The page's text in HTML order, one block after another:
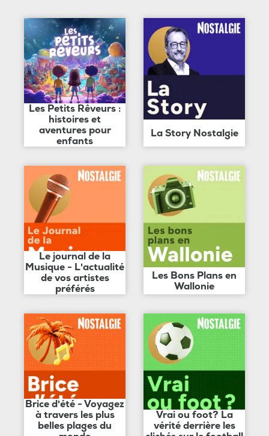
Les Petits Rêveurs :
histoires et
aventures pour
enfants
La Story Nostalgie
Le journal de la
Musique - L'actualité
de vos artistes
préférés
Les Bons Plans en
Wallonie
Brice d'été - Voyagez
à travers les plus
belles plages du
Vrai ou foot? La
vérité derrière les